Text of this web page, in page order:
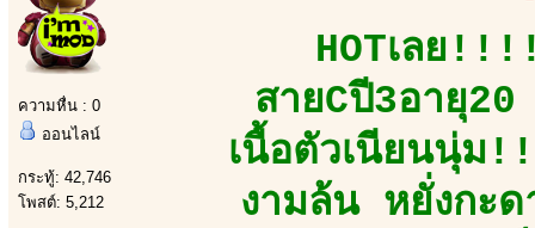
ความหื่น : 0
ออนไลน์
กระทู้: 42,746
โพสต์: 5,212
HOTเลย
สายCปี3อายุ
เนื้อตัวเนียนนุ่ม
งามล้น หยั่งกะ